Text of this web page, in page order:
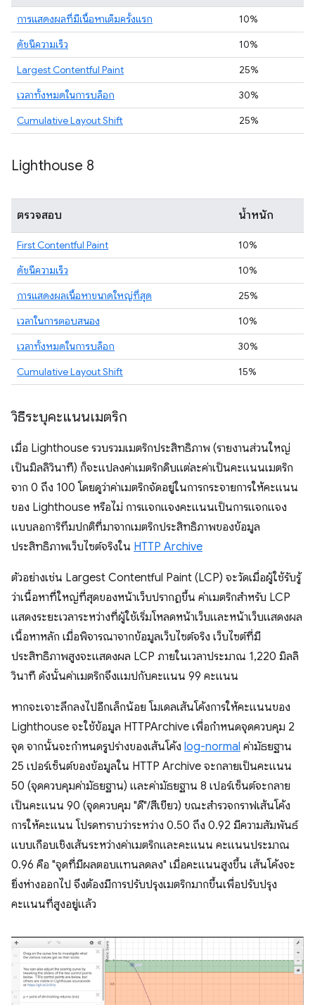
การแสดงผลที่มีเนื้อหาเต็มครั้งแรก
10%
ดัชนีความเร็ว
10%
Largest Contentful Paint
25%
เวลาทั้งหมดในการบล็อก
30%
Cumulative Layout Shift
25%
Lighthouse 8
ตรวจสอบ น้ำหนัก
First Contentful Paint
10%
ดัชนีความเร็ว
10%
การแสดงผลเนื้อหาขนาดใหญ่ที่สุด
25%
เวลาในการตอบสนอง
10%
เวลาทั้งหมดในการบล็อก
30%
Cumulative Layout Shift
15%
วิธีระบุคะแนนเมตริก
เมื่อ Lighthouse รวบรวมเมตริกประสิทธิภาพ (รายงานส่วนใหญ่
เป็นมิลลิวินาที) ก็จะแปลงค่าเมตริกดิบแต่ละค่าเป็นคะแนนเมตริก
จาก 0 ถึง 100 โดยดูว่าค่าเมตริกจัดอยู่ในการกระจายการให้คะแนน
ของ Lighthouse หรือไม่ การแจกแจงคะแนนเป็นการแจกแจง
แบบลอการิทึมปกติที่มาจากเมตริกประสิทธิภาพของข้อมูล
ประสิทธิภาพเว็บไซต์จริงใน HTTP Archive
ตัวอย่างเช่น Largest Contentful Paint (LCP) จะวัดเมื่อผู้ใช้รับรู้
ว่าเนื้อหาที่ใหญ่ที่สุดของหน้าเว็บปรากฏขึ้น ค่าเมตริกสําหรับ LCP
แสดงระยะเวลาระหว่างที่ผู้ใช้เริ่มโหลดหน้าเว็บและหน้าเว็บแสดงผล
เนื้อหาหลัก เมื่อพิจารณาจากข้อมูลเว็บไซต์จริง เว็บไซต์ที่มี
ประสิทธิภาพสูงจะแสดงผล LCP ภายในเวลาประมาณ 1,220 มิลลิ
วินาที ดังนั้นค่าเมตริกจึงแมปกับคะแนน 99 คะแนน
หากจะเจาะลึกลงไปอีกเล็กน้อย โมเดลเส้นโค้งการให้คะแนนของ
Lighthouse จะใช้ข้อมูล HTTPArchive เพื่อกำหนดจุดควบคุม 2
จุด จากนั้นจะกำหนดรูปร่างของเส้นโค้ง log-normal ค่ามัธยฐาน
25 เปอร์เซ็นต์ของข้อมูลใน HTTP Archive จะกลายเป็นคะแนน
50 (จุดควบคุมค่ามัธยฐาน) และค่ามัธยฐาน 8 เปอร์เซ็นต์จะกลาย
เป็นคะแนน 90 (จุดควบคุม "ดี"/สีเขียว) ขณะสำรวจกราฟเส้นโค้ง
การให้คะแนน โปรดทราบว่าระหว่าง 0.50 ถึง 0.92 มีความสัมพันธ์
แบบเกือบเชิงเส้นระหว่างค่าเมตริกและคะแนน คะแนนประมาณ
0.96 คือ "จุดที่มีผลตอบแทนลดลง" เมื่อคะแนนสูงขึ้น เส้นโค้งจะ
ยิ่งห่างออกไป จึงต้องมีการปรับปรุงเมตริกมากขึ้นเพื่อปรับปรุง
คะแนนที่สูงอยู่แล้ว